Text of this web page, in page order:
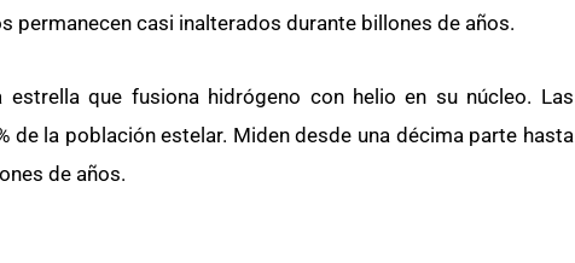
casi inalterados durante billones de años.
que fusiona hidrógeno con helio en su núcleo. Las
la población estelar. Miden desde una décima parte hasta
de años.